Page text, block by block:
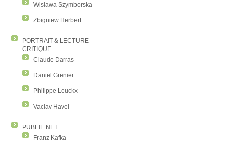
Wislawa Szymborska
Zbigniew Herbert
PORTRAIT & LECTURE
CRITIQUE
Claude Darras
Daniel Grenier
Philippe Leuckx
Vaclav Havel
PUBLIE.NET
Franz Kafka